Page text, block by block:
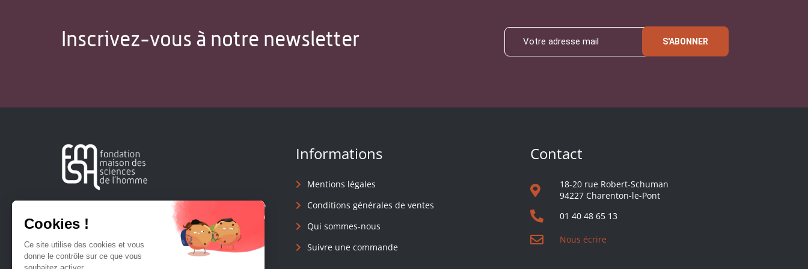
Inscrivez-vous à notre newsletter S'ABONNER
Créée en 1963, la Fondation Maison Sciences de l'Homme
soutient la recherche et la diffusion des connaissances en
sciences humaines et sociales.
Informations
Mentions légales
Conditions générales de ventes
Qui sommes-nous
Suivre une commande
Contact
18-20 rue Robert-Schuman
94227 Charenton-le-Pont
01 40 48 65 13
Nous écrire